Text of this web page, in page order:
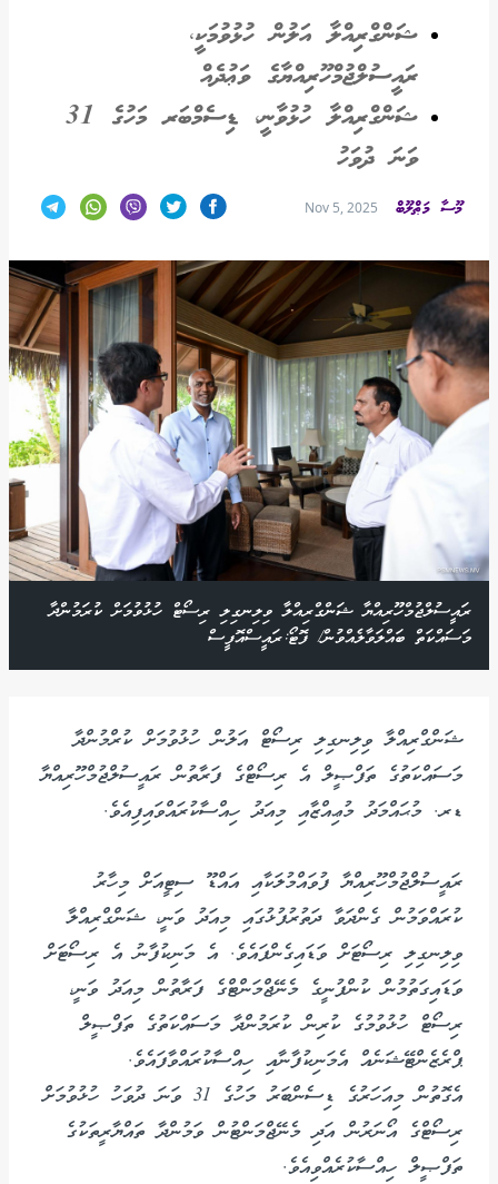
ޝަންގްރިއްލާ އަލުން ހުޅުވުމަކީ،
ރައީސުލްޖުމްހޫރިއްޔާގެ ވަޢުދެއް
ޝަންގްރިއްލާ ހުޅުވާނީ، ޑިސެމްބަރ މަހުގެ 31
ވަނަ ދުވަހު
މޫސާ މަޠްލޫބް Nov 5, 2025
ރައީސުލްޖުމްހޫރިއްޔާ ޝަންގްރިއްލާ ވިލިނގިލި ރިސޯޓް ހުޅުވުމަށް ކުރަމުންދާ
މަސައްކަތް ބައްލަވާލެއްވުން/ ފޮޓޯ:ރައީސްއޮފީސް
ޝަންގްރިއްލާ ވިލިނގިލި ރިސޯޓް އަލުން ހުޅުވުމަށް ކުރްމުންދާ
މަސައްކަތުގެ ތަފްޞީލް އެ ރިސޯޓްގެ ފަރާތުން ރައީސުލްޖުމްހޫރިއްޔާ
ޑރ. މުޙައްމަދު މުޢިއްޒާއި މިއަދު ހިއްސާކުރައްވައިފިއެވެ.
ރައީސުލްޖުމްހޫރިއްޔާ ފުވައްމުލަކާއި އައްޑޫ ސިޓީއަށް މިހާރު
ކުރައްވަމުން ގެންދަވާ ދަތުރުފުޅުގައި މިއަދު ވަނީ، ޝަންގްރިއްލާ
ވިލިނގިލި ރިސޯޓަށް ވަޑައިގެންފައެވެ. އެ މަނިކުފާނު އެ ރިސޯޓަށް
ވަޑައިގަތުމުން ކުންފުނީގެ މެނޭޖްމަންޓްގެ ފަރާތުން މިއަދު ވަނީ،
ރިސޯޓް ހުޅުވުމުގެ ކުރިން ކުރަމުންދާ މަސައްކަތުގެ ތަފްޞީލް
ޕްރެޒެންޓޭޝަނެއް އެމަނިކުފާނާއި ހިއްސާކުރައްވާފައެވެ.
އެގޮތުން މިއަހަރުގެ ޑިސެންބަރު މަހުގެ 31 ވަނަ ދުވަހު ހުޅުވުމަށް
ރިސޯޓްގެ އޯނަރުން އަދި މެނޭޖްމަންޓުން ވަމުންދާ ތައްޔާރީތަކުގެ
ތަފްޞީލް ހިއްސާކުރެއްވިއެވެ.